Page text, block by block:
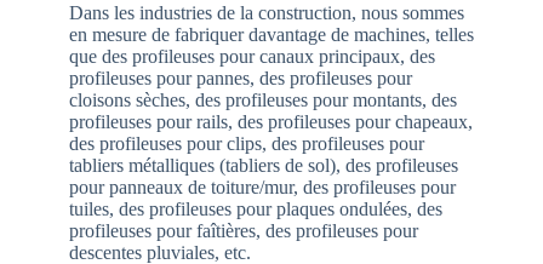
Dans les industries de la construction, nous sommes
en mesure de fabriquer davantage de machines, telles
que des profileuses pour canaux principaux, des
profileuses pour pannes, des profileuses pour
cloisons sèches, des profileuses pour montants, des
profileuses pour rails, des profileuses pour chapeaux,
des profileuses pour clips, des profileuses pour
tabliers métalliques (tabliers de sol), des profileuses
pour panneaux de toiture/mur, des profileuses pour
tuiles, des profileuses pour plaques ondulées, des
profileuses pour faîtières, des profileuses pour
descentes pluviales, etc.